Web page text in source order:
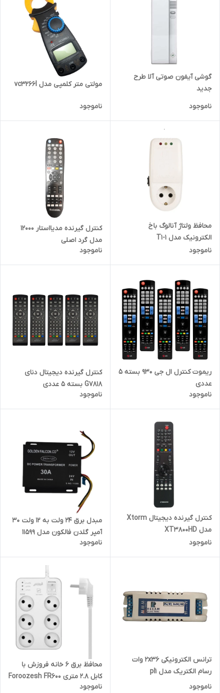
گوشی آیفون صوتی آلا طرح
جدید
ناموجود
مولتی متر کلمپی مدل vc3266l
ناموجود
محافظ ولتاژ آنالوگ باخ
الکترونیک مدل T1-1
ناموجود
کنترل گیرنده مدیااستار ۱۲۰۰۰
مدل گرد اصلی
ناموجود
ریموت کنترل ال جی 930 بسته 5
عددی
ناموجود
کنترل گیرنده دیجیتال دنای
G7818 بسته ۵ عددی
ناموجود
کنترل گیرنده دیجیتال Xtorm
مدل XT3800HD
ناموجود
مبدل برق 24 ولت به 12 ولت 30
آمپر گلدن فالکون مدل 11599
ناموجود
ترانس الکترونیکی 2x36 وات
رسام الکتریک مدل pl1
ناموجود
محافظ برق 6 خانه فروزش با
کابل 2.8 متری Foroozesh FR600
ناموجود